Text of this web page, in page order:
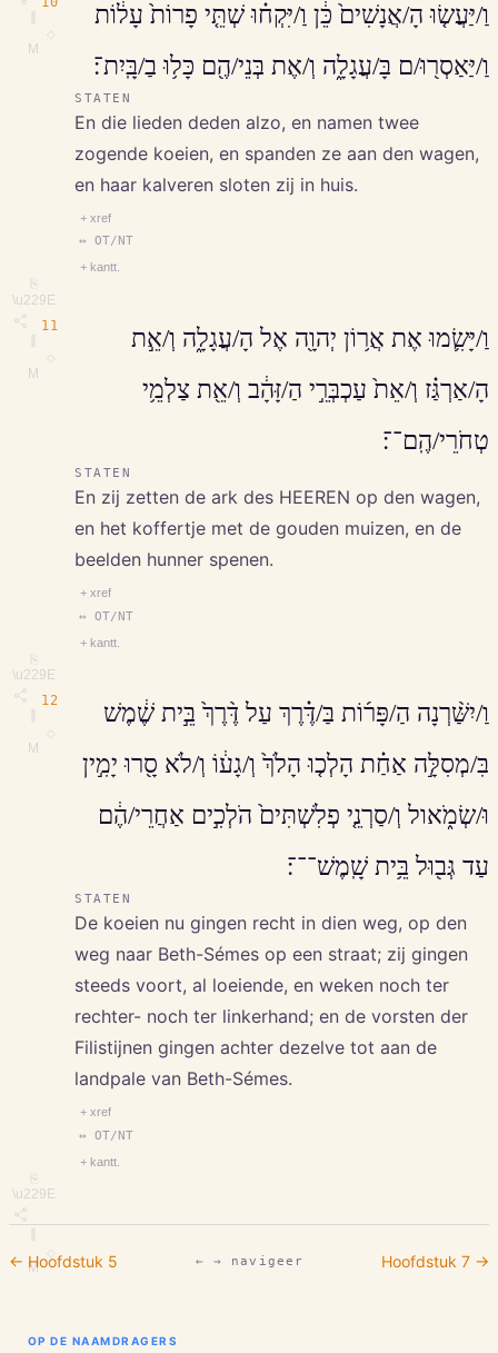
M
⎘
\u229E
M
וַ/יַּעֲשׂ֤וּ הָ/אֲנָשִׁים֙ כֵּ֔ן וַ/יִּקְח֗וּ שְׁתֵּ֤י פָרוֹת֙ עָל֔וֹת
וַ/יַּאַסְר֖וּ/ם בָּ/עֲגָלָ֑ה וְ/אֶת בְּנֵי/הֶ֖ם כָּל֥וּ בַ/בָּֽיִת־׃
STATEN
En die lieden deden alzo, en namen twee
zogende koeien, en spanden ze aan den wagen,
en haar kalveren sloten zij in huis.
+ xref
↔ OT/NT
+ kantt.
11
⎘
\u229E
M
וַ/יָּשִׂ֛מוּ אֶת אֲר֥וֹן יְהוָ֖ה אֶל הָ/עֲגָלָ֑ה וְ/אֵ֣ת
הָ/אַרְגַּ֗ז וְ/אֵת֙ עַכְבְּרֵ֣י הַ/זָּהָ֔ב וְ/אֵ֖ת צַלְמֵ֥י
טְחֹרֵי/הֶֽם־־׃
STATEN
En zij zetten de ark des HEEREN op den wagen,
en het koffertje met de gouden muizen, en de
beelden hunner spenen.
+ xref
↔ OT/NT
+ kantt.
12
⎘
\u229E
M
וַ/יִשַּׁ֨רְנָה הַ/פָּר֜וֹת בַּ/דֶּ֗רֶךְ עַל דֶּ֨רֶךְ֙ בֵּ֣ית שֶׁ֔מֶשׁ
בִּ/מְסִלָּ֣ה אַחַ֗ת הָלְכ֤וּ הָלֹךְ֙ וְ/גָע֔וֹ וְ/לֹא סָ֖רוּ יָמִ֣ין
וּ/שְׂמֹ֑אול וְ/סַרְנֵ֤י פְלִשְׁתִּים֙ הֹלְכִ֣ים אַחֲרֵי/הֶ֔ם
עַד גְּב֖וּל בֵּ֥ית שָֽׁמֶשׁ־־־׃
STATEN
De koeien nu gingen recht in dien weg, op den
weg naar Beth-Sémes op een straat; zij gingen
steeds voort, al loeiende, en weken noch ter
rechter- noch ter linkerhand; en de vorsten der
Filistijnen gingen achter dezelve tot aan de
landpale van Beth-Sémes.
+ xref
↔ OT/NT
+ kantt.
← Hoofdstuk 5 ← → navigeer Hoofdstuk 7→
OP DE NAAMDRAGERS